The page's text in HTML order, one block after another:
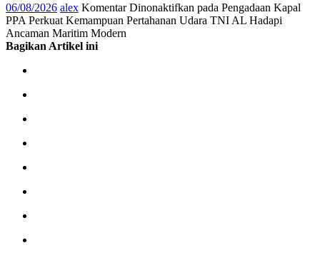
06/08/2026 alex Komentar Dinonaktifkan pada Pengadaan Kapal
PPA Perkuat Kemampuan Pertahanan Udara TNI AL Hadapi
Ancaman Maritim Modern
Bagikan Artikel ini